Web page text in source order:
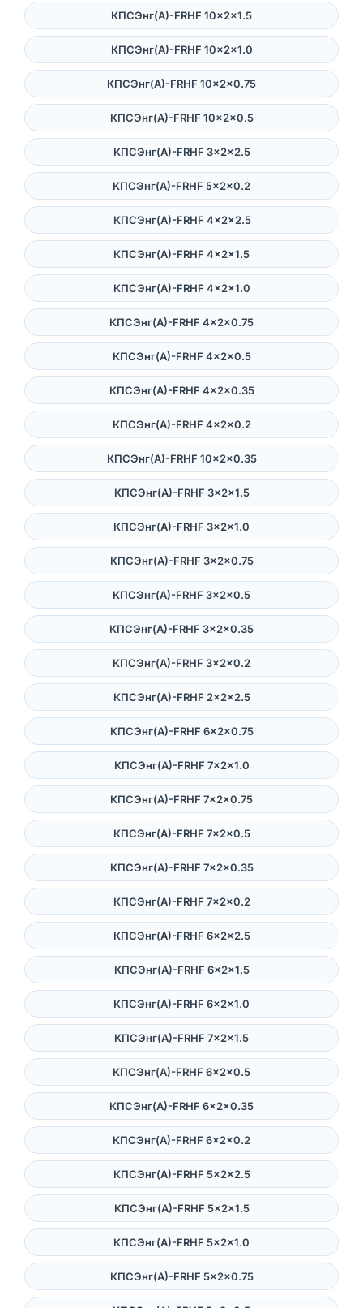
КПСЭнг(А)-FRHF 10×2×1.5
КПСЭнг(А)-FRHF 10×2×1.0
КПСЭнг(А)-FRHF 10×2×0.75
КПСЭнг(А)-FRHF 10×2×0.5
КПСЭнг(А)-FRHF 3×2×2.5
КПСЭнг(А)-FRHF 5×2×0.2
КПСЭнг(А)-FRHF 4×2×2.5
КПСЭнг(А)-FRHF 4×2×1.5
КПСЭнг(А)-FRHF 4×2×1.0
КПСЭнг(А)-FRHF 4×2×0.75
КПСЭнг(А)-FRHF 4×2×0.5
КПСЭнг(А)-FRHF 4×2×0.35
КПСЭнг(А)-FRHF 4×2×0.2
КПСЭнг(А)-FRHF 10×2×0.35
КПСЭнг(А)-FRHF 3×2×1.5
КПСЭнг(А)-FRHF 3×2×1.0
КПСЭнг(А)-FRHF 3×2×0.75
КПСЭнг(А)-FRHF 3×2×0.5
КПСЭнг(А)-FRHF 3×2×0.35
КПСЭнг(А)-FRHF 3×2×0.2
КПСЭнг(А)-FRHF 2×2×2.5
КПСЭнг(А)-FRHF 6×2×0.75
КПСЭнг(А)-FRHF 7×2×1.0
КПСЭнг(А)-FRHF 7×2×0.75
КПСЭнг(А)-FRHF 7×2×0.5
КПСЭнг(А)-FRHF 7×2×0.35
КПСЭнг(А)-FRHF 7×2×0.2
КПСЭнг(А)-FRHF 6×2×2.5
КПСЭнг(А)-FRHF 6×2×1.5
КПСЭнг(А)-FRHF 6×2×1.0
КПСЭнг(А)-FRHF 7×2×1.5
КПСЭнг(А)-FRHF 6×2×0.5
КПСЭнг(А)-FRHF 6×2×0.35
КПСЭнг(А)-FRHF 6×2×0.2
КПСЭнг(А)-FRHF 5×2×2.5
КПСЭнг(А)-FRHF 5×2×1.5
КПСЭнг(А)-FRHF 5×2×1.0
КПСЭнг(А)-FRHF 5×2×0.75